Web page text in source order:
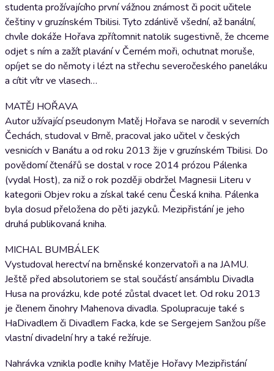
studenta prožívajícího první vážnou známost či pocit učitele
češtiny v gruzínském Tbilisi. Tyto zdánlivě všední, až banální,
chvíle dokáže Hořava zpřítomnit natolik sugestivně, že chceme
odjet s ním a zažít plavání v Černém moři, ochutnat moruše,
opíjet se do němoty i lézt na střechu severočeského paneláku
a cítit vítr ve vlasech…
MATĚJ HOŘAVA
Autor užívající pseudonym Matěj Hořava se narodil v severních
Čechách, studoval v Brně, pracoval jako učitel v českých
vesnicích v Banátu a od roku 2013 žije v gruzínském Tbilisi. Do
povědomí čtenářů se dostal v roce 2014 prózou Pálenka
(vydal Host), za niž o rok později obdržel Magnesii Literu v
kategorii Objev roku a získal také cenu Česká kniha. Pálenka
byla dosud přeložena do pěti jazyků. Mezipřistání je jeho
druhá publikovaná kniha.
MICHAL BUMBÁLEK
Vystudoval herectví na brněnské konzervatoři a na JAMU.
Ještě před absolutoriem se stal součástí ansámblu Divadla
Husa na provázku, kde poté zůstal dvacet let. Od roku 2013
je členem činohry Mahenova divadla. Spolupracuje také s
HaDivadlem či Divadlem Facka, kde se Sergejem Sanžou píše
vlastní divadelní hry a také režíruje.
Nahrávka vznikla podle knihy Matěje Hořavy Mezipřistání